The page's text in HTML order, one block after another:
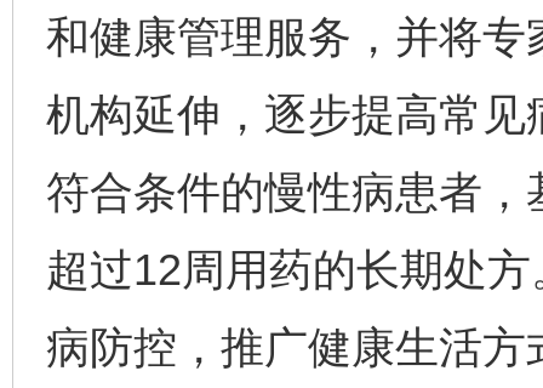
和健康管理服务，并将
机构延伸，逐步提高常
符合条件的慢性病患者
超过12周用药的长期处
病防控，推广健康生活